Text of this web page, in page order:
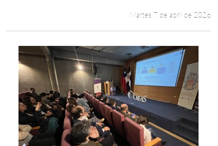
Martes 7 de abril de 2026